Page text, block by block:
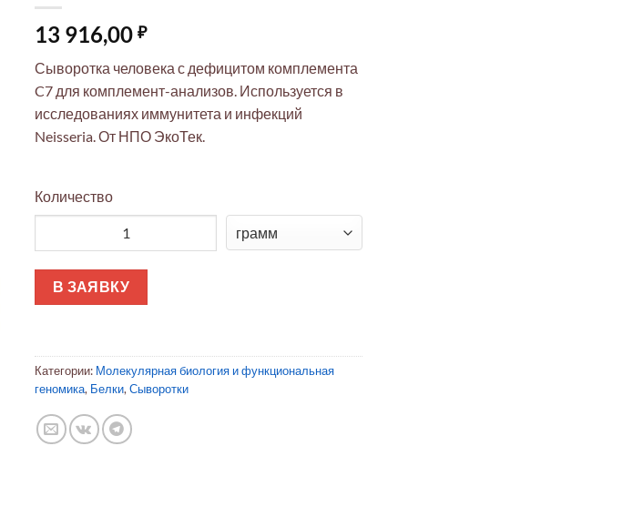
13 916,00 ₽
Сыворотка человека с дефицитом комплемента
C7 для комплемент-анализов. Используется в
исследованиях иммунитета и инфекций
Neisseria. От НПО ЭкоТек.
Количество
В ЗАЯВКУ
Категории: Молекулярная биология и функциональная
геномика, Белки, Сыворотки